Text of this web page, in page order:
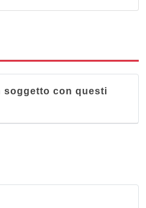
soggetto con questi